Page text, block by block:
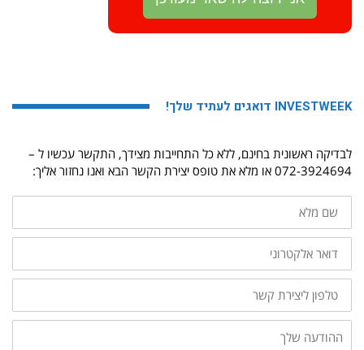
INVESTWEEK דואגים לעתיד שלך!
לבדיקה ראשונית בחינם, ללא כל התחייבות מצידך, התקשר עכשיו ל –
072-3924694 או מלא את טופס יצירת הקשר הבא ואנו נחזור אליך:
שם
מלא
דואר
אלקטרוני
טלפון
ליצירת
קשר
ההודעה
שלך: